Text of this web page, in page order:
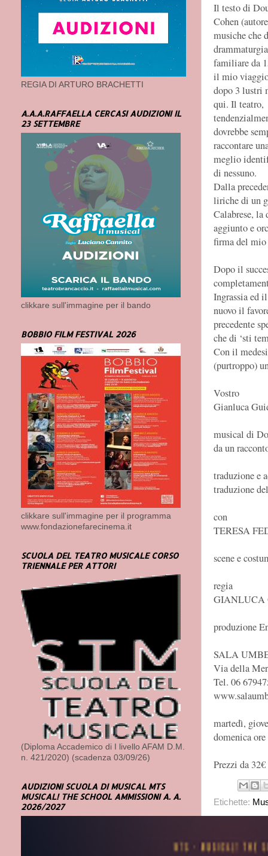
Il testo di
Cohen
musiche che
familiare da
il mio
dopo 3 lustri
qui. Il teatro,
dovrebbe
raccontare
meglio
di nessuno.
Dalla
liriche di un
Calabrese,
aggiunto e
firma del mio
Dopo il
Ingrassia ed
nuovo il
precedente
che di ‘sti
Con il
(purtroppo)
Vostro
Gianluca
musical di
da un
traduzione e
traduzione
con
TERESA
scene e
regia
GIANLUCA
produzione
SALA
Via della
Tel. 06
martedì,
domenica ore
Prezzi da
Etichette:
Posta un
REGIA DI ARTURO BRACHETTI
A.A.A.RAFFAELLA CERCASI AUDIZIONI IL
23 SETTEMBRE
clikkare sull'immagine per il bando
BOBBIO FILM FESTIVAL 2026
clikkare sull'immagine per il programma
www.fondazionefarecinema.it
SCUOLA DEL TEATRO MUSICALE CORSO
TRIENNALE PER ATTORI
(Diploma Accademico di I livello AFAM D.M.
n. 421/2020) (scadenza 03/09/26)
AUDIZIONI SCUOLA DI MUSICAL MTS
MUSICAL! THE SCHOOL AMMISSIONI A. A.
2026/2027